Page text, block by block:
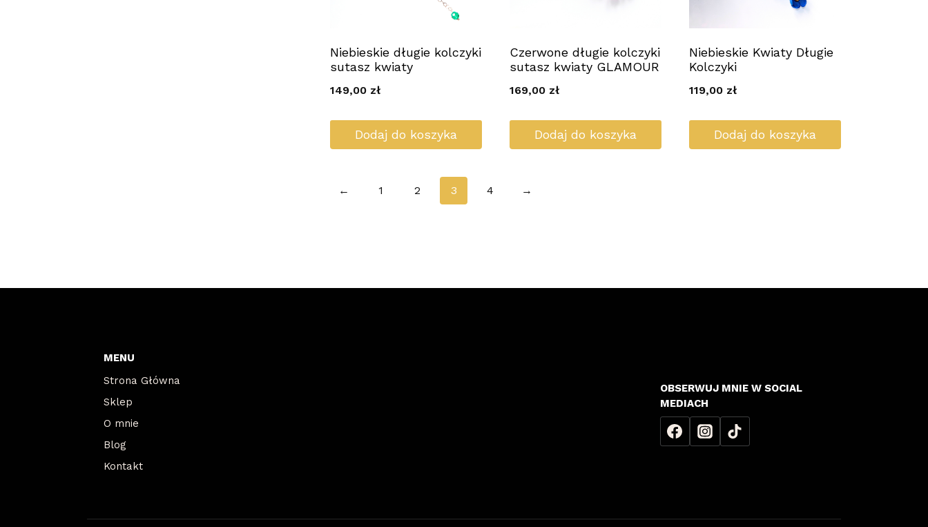
Niebieskie długie kolczyki
sutasz kwiaty
149,00 zł
Dodaj do koszyka
Czerwone długie kolczyki
sutasz kwiaty GLAMOUR
169,00 zł
Dodaj do koszyka
Niebieskie Kwiaty Długie
Kolczyki
119,00 zł
Dodaj do koszyka
← 1 2 3 4 →
MENU
Strona Główna
Sklep
O mnie
Blog
Kontakt
OBSERWUJ MNIE W SOCIAL
MEDIACH